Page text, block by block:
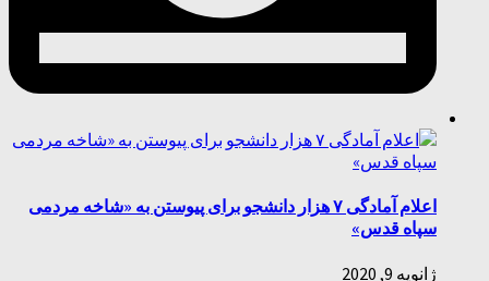
اعلام آمادگی ۷ هزار دانشجو برای پیوستن به «شاخه مردمی
سپاه قدس»
ژانویه 9, 2020